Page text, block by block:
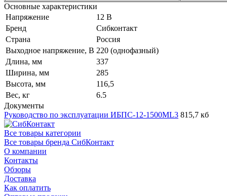
Основные характеристики
Напряжение
12 В
Бренд
Сибконтакт
Страна
Россия
Выходное напряжение, В 220 (однофазный)
Длина, мм
337
Ширина, мм
285
Высота, мм
116,5
Вес, кг
6.5
Документы
Руководство по эксплуатации ИБПС-12-1500ML3 815,7 кб
Все товары категории
Все товары бренда СибКонтакт
О компании
Контакты
Обзоры
Доставка
Как оплатить